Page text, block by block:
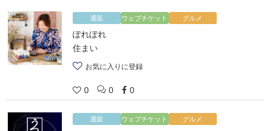
通販 ウェブチケット グルメ
ぽれぽれ
住まい
お気に入りに登録
0 0 0
通販 ウェブチケット グルメ